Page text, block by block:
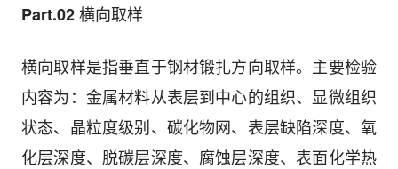
Part.02横向取样
横向取样是指垂直于钢材锻扎方向取样。主要检验
内容为：金属材料从表层到中心的组织、显微组织
状态、晶粒度级别、碳化物网、表层缺陷深度、氧
化层深度、脱碳层深度、腐蚀层深度、表面化学热